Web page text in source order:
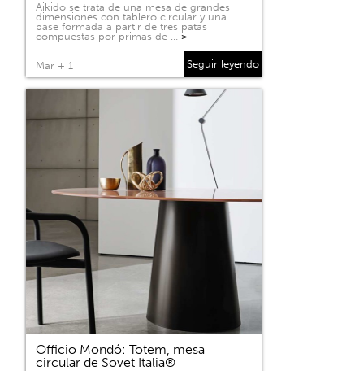
Aikido se trata de una mesa de grandes
dimensiones con tablero circular y una
base formada a partir de tres patas
compuestas por primas de … >
Mar + 1 Seguir leyendo
Officio Mondó: Totem, mesa
circular de Sovet Italia®